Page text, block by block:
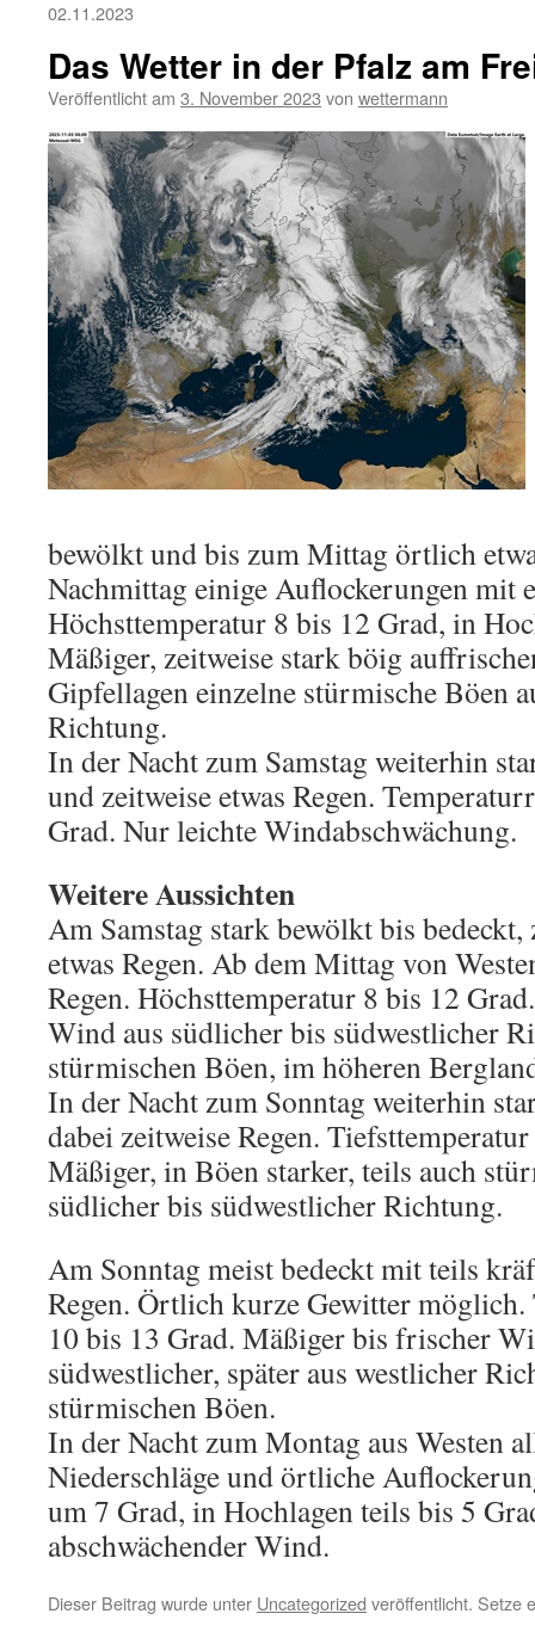
02.11.2023
Das Wetter in der Pfalz am
Veröffentlicht am 3. November 2023 von wettermann
bewölkt und bis zum Mittag örtlich
Nachmittag einige Auflockerungen mit
Höchsttemperatur 8 bis 12 Grad, in
Mäßiger, zeitweise stark böig
Gipfellagen einzelne stürmische Böen
Richtung.
In der Nacht zum Samstag weiterhin
und zeitweise etwas Regen.
Grad. Nur leichte Windabschwächung.
Weitere Aussichten
Am Samstag stark bewölkt bis
etwas Regen. Ab dem Mittag von
Regen. Höchsttemperatur 8 bis 12
Wind aus südlicher bis südwestlicher
stürmischen Böen, im höheren
In der Nacht zum Sonntag weiterhin
dabei zeitweise Regen.
Mäßiger, in Böen starker, teils auch
südlicher bis südwestlicher Richtung.
Am Sonntag meist bedeckt mit teils
Regen. Örtlich kurze Gewitter möglich.
10 bis 13 Grad. Mäßiger bis frischer
südwestlicher, später aus westlicher
stürmischen Böen.
In der Nacht zum Montag aus Westen
Niederschläge und örtliche
um 7 Grad, in Hochlagen teils bis 5
abschwächender Wind.
Dieser Beitrag wurde unter Uncategorized veröffentlicht. Setze